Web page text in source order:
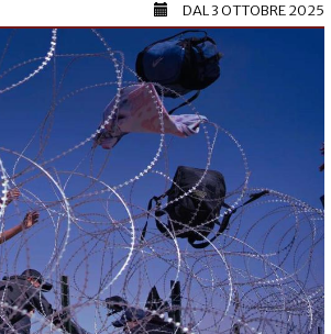
DAL3 OTTOBRE 2025